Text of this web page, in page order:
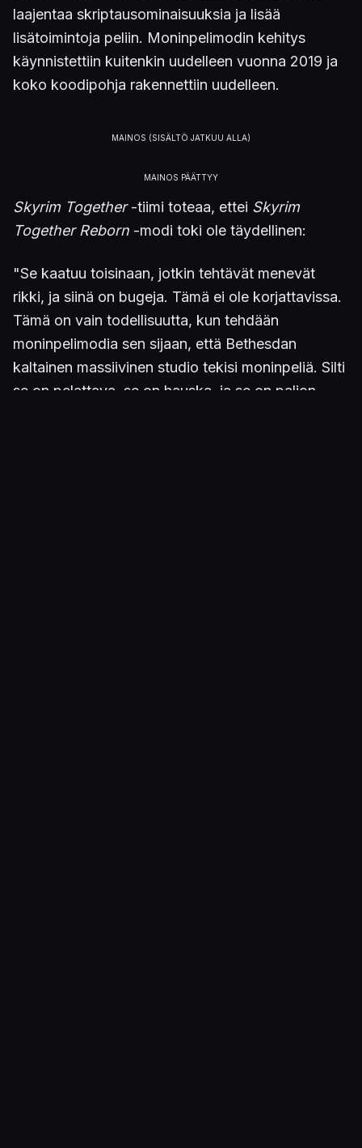
laajentaa skriptausominaisuuksia ja lisää
lisätoimintoja peliin. Moninpelimodin kehitys
käynnistettiin kuitenkin uudelleen vuonna 2019 ja
koko koodipohja rakennettiin uudelleen.
Skyrim Together-tiimi toteaa, ettei Skyrim
Together Reborn -modi toki ole täydellinen:
"Se kaatuu toisinaan, jotkin tehtävät menevät
rikki, ja siinä on bugeja. Tämä ei ole korjattavissa.
Tämä on vain todellisuutta, kun tehdään
moninpelimodia sen sijaan, että Bethesdan
kaltainen massiivinen studio tekisi moninpeliä. Silti
se on pelattava, se on hauska, ja se on paljon